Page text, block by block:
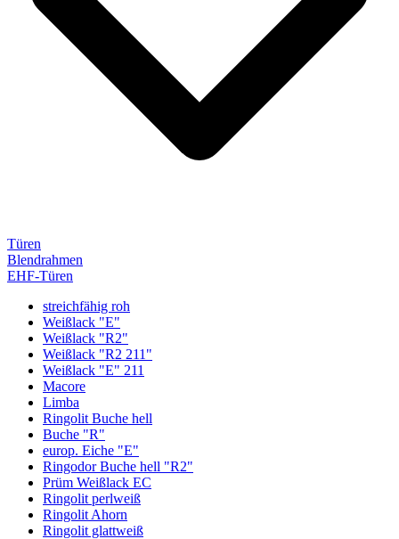
Türen
Blendrahmen
EHF-Türen
streichfähig roh
Weißlack "E"
Weißlack "R2"
Weißlack "R2 211"
Weißlack "E" 211
Macore
Limba
Ringolit Buche hell
Buche "R"
europ. Eiche "E"
Ringodor Buche hell "R2"
Prüm Weißlack EC
Ringolit perlweiß
Ringolit Ahorn
Ringolit glattweiß